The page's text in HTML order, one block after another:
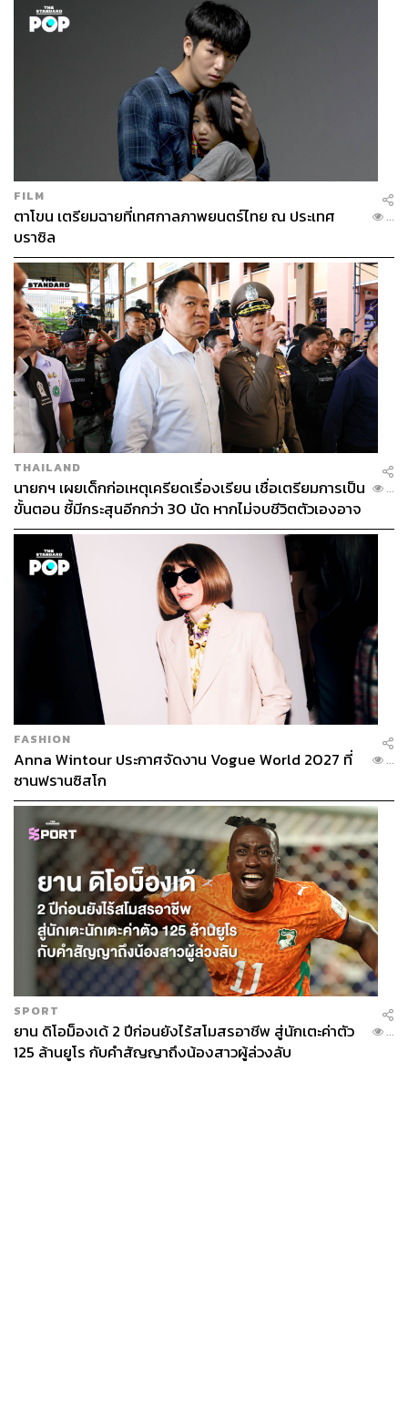
FILM
ตาโขน เตรียมฉายที่เทศกาลภาพยนตร์ไทย ณ ประเทศ
บราซิล
...
THAILAND
นายกฯ เผยเด็กก่อเหตุเครียดเรื่องเรียน เชื่อเตรียมการเป็น
ขั้นตอน ชี้มีกระสุนอีกกว่า 30 นัด หากไม่จบชีวิตตัวเองอาจ
สูญเสียเพิ่ม
...
FASHION
Anna Wintour ประกาศจัดงาน Vogue World 2027 ที่
ซานฟรานซิสโก
...
SPORT
ยาน ดิโอม็องเด้ 2 ปีก่อนยังไร้สโมสรอาชีพ สู่นักเตะค่าตัว
125 ล้านยูโร กับคำสัญญาถึงน้องสาวผู้ล่วงลับ
...